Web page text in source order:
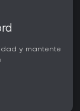
y mantente